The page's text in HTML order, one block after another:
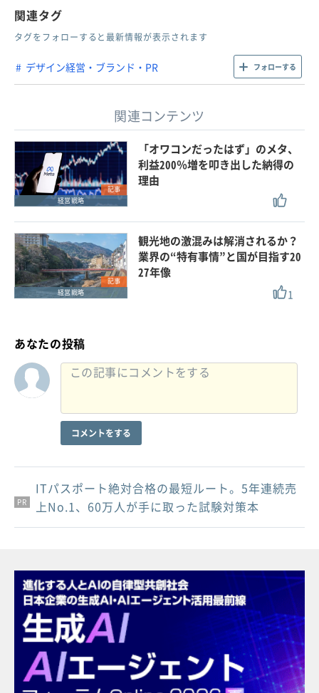
関連タグ
タグをフォローすると最新情報が表示されます
デザイン経営・ブランド・PR フォローする
関連コンテンツ
記事
経営戦略
「オワコンだったはず」のメタ、
利益200％増を叩き出した納得の
理由
記事
経営戦略
観光地の激混みは解消されるか？
業界の“特有事情”と国が目指す20
27年像
1
あなたの投稿
コメントをする
PR
PR
PR
ITパスポート絶対合格の最短ルート。5年連続売
上No.1、60万人が手に取った試験対策本